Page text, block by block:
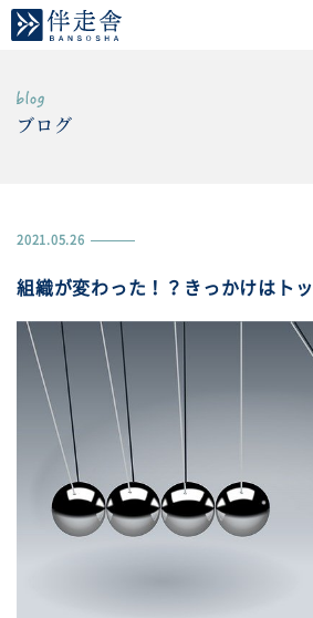
ブログ
2021.05.26
組織が変わった！？きっかけはト